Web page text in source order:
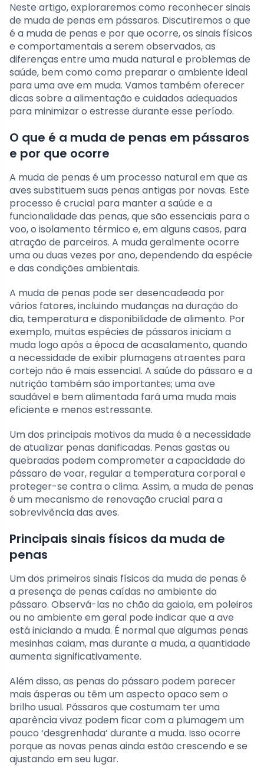
Neste artigo, exploraremos como reconhecer sinais
de muda de penas em pássaros. Discutiremos o que
é a muda de penas e por que ocorre, os sinais físicos
e comportamentais a serem observados, as
diferenças entre uma muda natural e problemas de
saúde, bem como como preparar o ambiente ideal
para uma ave em muda. Vamos também oferecer
dicas sobre a alimentação e cuidados adequados
para minimizar o estresse durante esse período.
O que é a muda de penas em pássaros
e por que ocorre
A muda de penas é um processo natural em que as
aves substituem suas penas antigas por novas. Este
processo é crucial para manter a saúde e a
funcionalidade das penas, que são essenciais para o
voo, o isolamento térmico e, em alguns casos, para
atração de parceiros. A muda geralmente ocorre
uma ou duas vezes por ano, dependendo da espécie
e das condições ambientais.
A muda de penas pode ser desencadeada por
vários fatores, incluindo mudanças na duração do
dia, temperatura e disponibilidade de alimento. Por
exemplo, muitas espécies de pássaros iniciam a
muda logo após a época de acasalamento, quando
a necessidade de exibir plumagens atraentes para
cortejo não é mais essencial. A saúde do pássaro e a
nutrição também são importantes; uma ave
saudável e bem alimentada fará uma muda mais
eficiente e menos estressante.
Um dos principais motivos da muda é a necessidade
de atualizar penas danificadas. Penas gastas ou
quebradas podem comprometer a capacidade do
pássaro de voar, regular a temperatura corporal e
proteger-se contra o clima. Assim, a muda de penas
é um mecanismo de renovação crucial para a
sobrevivência das aves.
Principais sinais físicos da muda de
penas
Um dos primeiros sinais físicos da muda de penas é
a presença de penas caídas no ambiente do
pássaro. Observá-las no chão da gaiola, em poleiros
ou no ambiente em geral pode indicar que a ave
está iniciando a muda. É normal que algumas penas
mesinhas caiam, mas durante a muda, a quantidade
aumenta significativamente.
Além disso, as penas do pássaro podem parecer
mais ásperas ou têm um aspecto opaco sem o
brilho usual. Pássaros que costumam ter uma
aparência vivaz podem ficar com a plumagem um
pouco ‘desgrenhada’ durante a muda. Isso ocorre
porque as novas penas ainda estão crescendo e se
ajustando em seu lugar.